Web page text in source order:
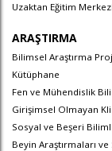
Uzaktan Eğitim Merkezi
ARAŞTIRMA
Bilimsel Araştırma
Kütüphane
Fen ve Mühendislik
Girişimsel Olmayan
Sosyal ve Beşeri
Beyin Araştırmaları